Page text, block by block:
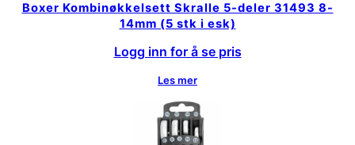
Boxer Kombinøkkelsett Skralle 5-deler 31493 8-
14mm (5 stk i esk)
Logg inn for å se pris
Les mer